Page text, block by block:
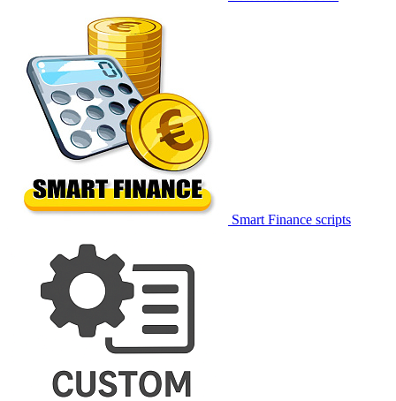
Smart Finance scripts